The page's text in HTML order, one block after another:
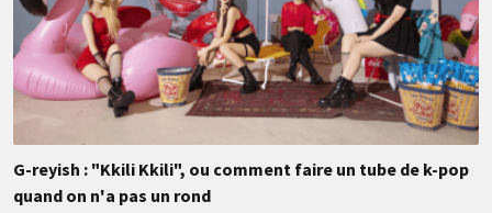
G-reyish : "Kkili Kkili", ou comment faire un tube de k-pop
quand on n'a pas un rond